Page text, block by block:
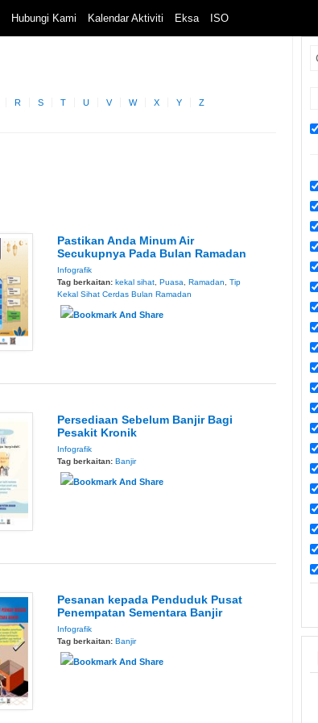
Hubungi Kami Kalendar Aktiviti Eksa ISO
R S T U V W X Y Z
Pastikan Anda Minum Air
Secukupnya Pada Bulan Ramadan
Infografik
Tag berkaitan:kekal sihat ,Puasa ,Ramadan ,Tip
Kekal Sihat Cerdas Bulan Ramadan
Persediaan Sebelum Banjir Bagi
Pesakit Kronik
Infografik
Tag berkaitan:Banjir
Pesanan kepada Penduduk Pusat
Penempatan Sementara Banjir
Infografik
Tag berkaitan:Banjir